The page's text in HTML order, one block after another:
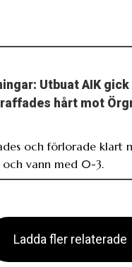
Utbuat AIK
hårt mot
och förlorade klart
och vann med 0-3.
Ladda fler relaterade